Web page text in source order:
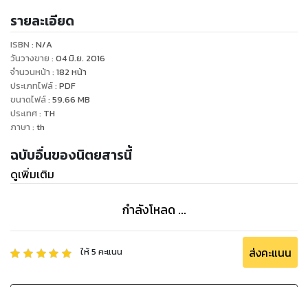
รายละเอียด
ISBN : N/A
วันวางขาย : 04 มิ.ย. 2016
จำนวนหน้า : 182 หน้า
ประเภทไฟล์: PDF
ขนาดไฟล์: 59.66 MB
ประเทศ: TH
ภาษา : th
ฉบับอื่นของนิตยสารนี้
ดูเพิ่มเติม
กำลังโหลด ...
ให้5 คะแนน ส่งคะแนน